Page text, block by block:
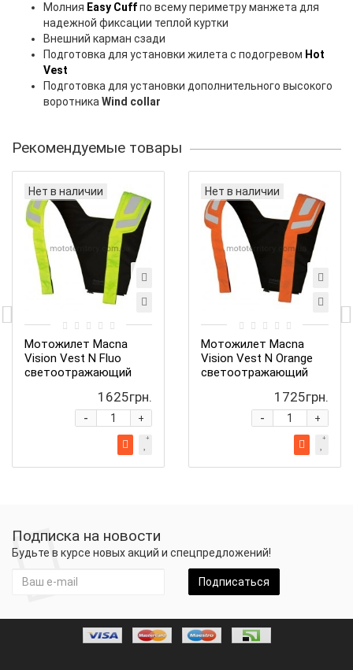
Молния Easy Cuffпо всему периметру манжета для
надежной фиксации теплой куртки
Внешний карман сзади
Подготовка для установки жилета с подогревом Hot
Vest
Подготовка для установки дополнительного высокого
воротника Wind collar
Рекомендуемые товары
Нет в наличии
Мотожилет Macna
Vision Vest N Fluo
светоотражающий
1625грн.
+
-
Нет в наличии
Мотожилет Macna
Vision Vest N Orange
светоотражающий
1725грн.
+
-
Подписка на новости
Будьте в курсе новых акций и спецпредложений!
Подписаться